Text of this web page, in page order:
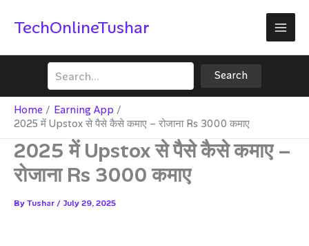
TechOnlineTushar
Search
Search
Home
Earning App
2025 में Upstox से पैसे कैसे कमाए – रोजाना Rs 3000 कमाए
2025 में Upstox से पैसे कैसे कमाए –
रोजाना Rs 3000 कमाए
ByTushar / July 29, 2025